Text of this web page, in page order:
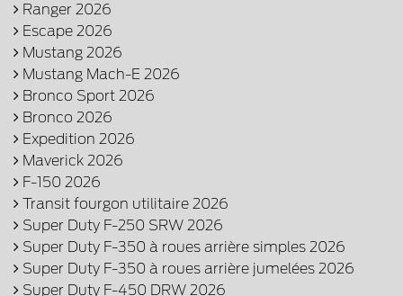
Ranger 2026
Escape 2026
Mustang 2026
Mustang Mach-E 2026
Bronco Sport 2026
Bronco 2026
Expedition 2026
Maverick 2026
F-150 2026
Transit fourgon utilitaire 2026
Super Duty F-250 SRW 2026
Super Duty F-350 à roues arrière simples 2026
Super Duty F-350 à roues arrière jumelées 2026
Super Duty F-450 DRW 2026